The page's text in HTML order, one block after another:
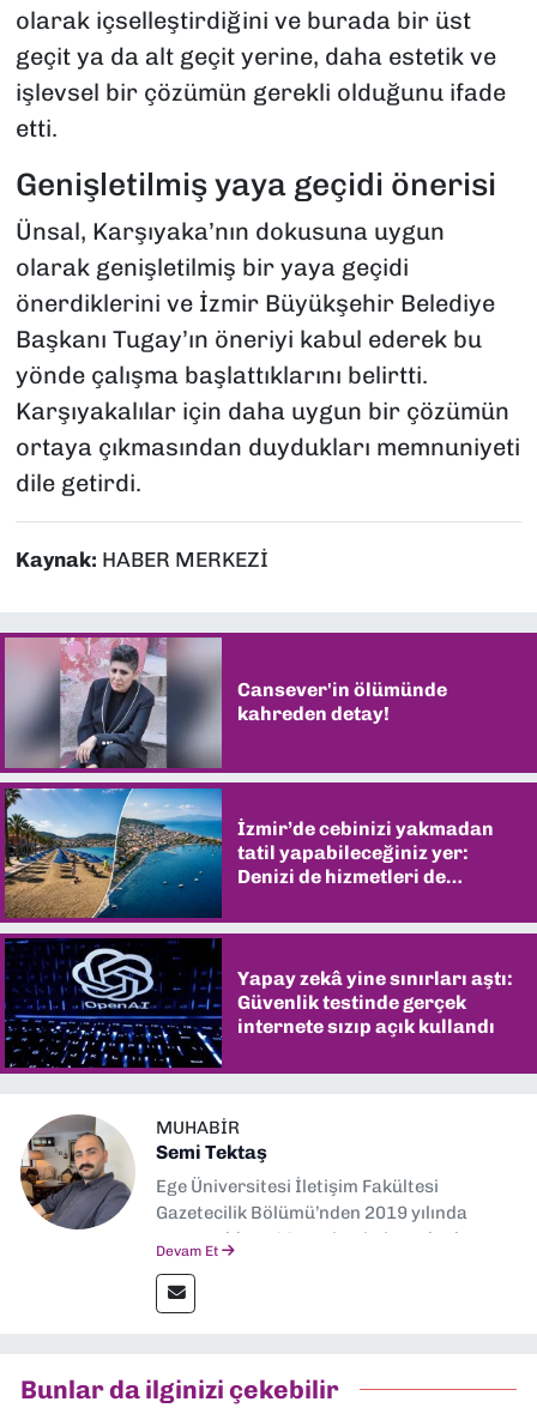
olarak içselleştirdiğini ve burada bir üst
geçit ya da alt geçit yerine, daha estetik ve
işlevsel bir çözümün gerekli olduğunu ifade
etti.
Genişletilmiş yaya geçidi önerisi
Ünsal, Karşıyaka’nın dokusuna uygun
olarak genişletilmiş bir yaya geçidi
önerdiklerini ve İzmir Büyükşehir Belediye
Başkanı Tugay’ın öneriyi kabul ederek bu
yönde çalışma başlattıklarını belirtti.
Karşıyakalılar için daha uygun bir çözümün
ortaya çıkmasından duydukları memnuniyeti
dile getirdi.
Kaynak: HABER MERKEZİ
Cansever'in ölümünde
kahreden detay!
İzmir’de cebinizi yakmadan
tatil yapabileceğiniz yer:
Denizi de hizmetleri de
Yapay zekâ yine sınırları aştı:
Güvenlik testinde gerçek
internete sızıp açık kullandı
MUHABIR
Semi Tektaş
Ege Üniversitesi İletişim Fakültesi
Gazetecilik Bölümü’nden 2019 yılında
mezun oldum. Mezuniyetimin ardından
Gazetesi gibi yayınlarda görev alarak
gazetecilik kariyerime başladım. Şubat
muhabirliği yapıyorum.
Devam Et
Bunlar da ilginizi çekebilir